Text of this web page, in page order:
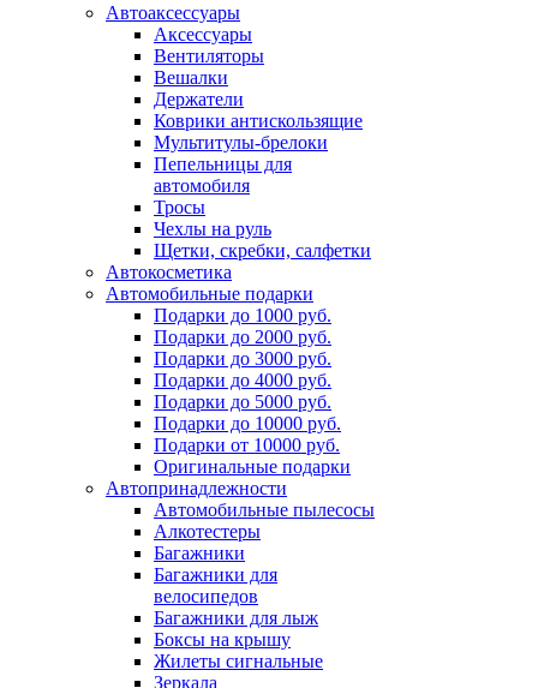
Автоаксессуары
Аксессуары
Вентиляторы
Вешалки
Держатели
Коврики антискользящие
Мультитулы-брелоки
Пепельницы для
автомобиля
Тросы
Чехлы на руль
Щетки, скребки, салфетки
Автокосметика
Автомобильные подарки
Подарки до 1000 руб.
Подарки до 2000 руб.
Подарки до 3000 руб.
Подарки до 4000 руб.
Подарки до 5000 руб.
Подарки до 10000 руб.
Подарки от 10000 руб.
Оригинальные подарки
Автопринадлежности
Автомобильные пылесосы
Алкотестеры
Багажники
Багажники для
велосипедов
Багажники для лыж
Боксы на крышу
Жилеты сигнальные
Зеркала